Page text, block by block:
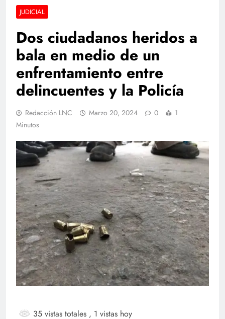
JUDICIAL
Dos ciudadanos heridos a
bala en medio de un
enfrentamiento entre
delincuentes y la Policía
Redacción LNC Marzo 20, 2024 0
1
Minutos
35 vistas totales , 1 vistas hoy